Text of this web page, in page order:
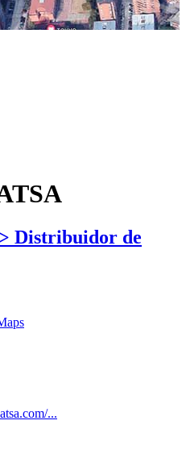
Distribuidor de
...